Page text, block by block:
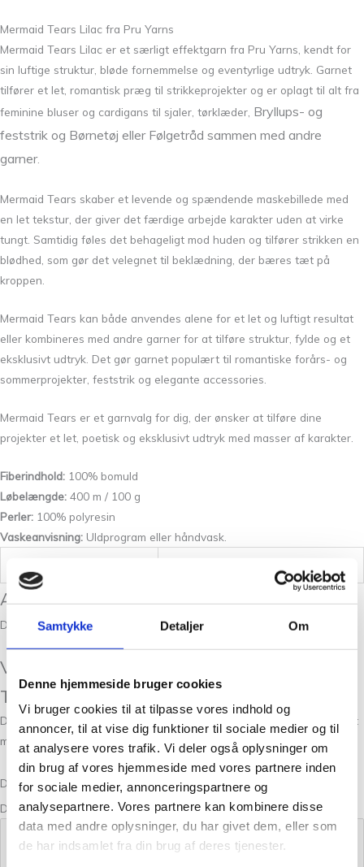
Samtykke Detaljer Om
Denne hjemmeside bruger cookies
Vi bruger cookies til at tilpasse vores indhold og
annoncer, til at vise dig funktioner til sociale medier og til
at analysere vores trafik. Vi deler også oplysninger om
din brug af vores hjemmeside med vores partnere inden
for sociale medier, annonceringspartnere og
analysepartnere. Vores partnere kan kombinere disse
data med andre oplysninger, du har givet dem, eller som
de har indsamlet fra din brug af deres tjenester.
Mermaid Tears Lilac fra Pru Yarns
Mermaid Tears Lilac er et særligt effektgarn fra Pru Yarns , kendt for
sin luftige struktur, bløde fornemmelse og eventyrlige udtryk. Garnet
tilfører et let, romantisk præg til strikkeprojekter og er oplagt til alt fra
feminine bluser og cardigans til sjaler, tørklæder, Bryllups- og
feststrik og Børnetøj eller Følgetråd sammen med andre
garner.
Mermaid Tears skaber et levende og spændende maskebillede med
en let tekstur, der giver det færdige arbejde karakter uden at virke
tungt. Samtidig føles det behageligt mod huden og tilfører strikken en
blødhed, som gør det velegnet til beklædning, der bæres tæt på
kroppen.
Mermaid Tears kan både anvendes alene for et let og luftigt resultat
eller kombineres med andre garner for at tilføre struktur, fylde og et
eksklusivt udtryk. Det gør garnet populært til romantiske forårs- og
sommerprojekter, feststrik og elegante accessories.
Mermaid Tears er et garnvalg for dig, der ønsker at tilføre dine
projekter et let, poetisk og eksklusivt udtryk med masser af karakter.
Fiberindhold: 100% bomuld
Løbelængde: 400 m / 100 g
Perler: 100% polyresin
Vaskeanvisning: Uldprogram eller håndvask.
Anmeldelser
Der er endnu ikke nogle anmeldelser.
Vær den første til at anmelde “Mermaid
Tears Lilac”
Din e-mailadresse vil ikke blive publiceret.
Krævede felter er markeret
med
Din bedømmelse
Din anmeldelse*